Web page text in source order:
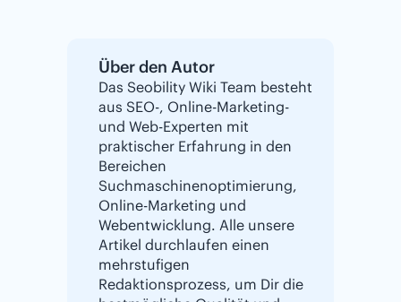
Über den Autor
Das Seobility Wiki Team besteht
aus SEO-, Online-Marketing-
und Web-Experten mit
praktischer Erfahrung in den
Bereichen
Suchmaschinenoptimierung,
Online-Marketing und
Webentwicklung. Alle unsere
Artikel durchlaufen einen
mehrstufigen
Redaktionsprozess, um Dir die